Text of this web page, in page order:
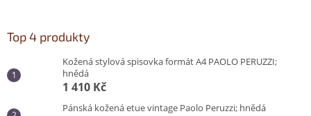
Top 4 produkty
Kožená stylová spisovka formát A4 PAOLO PERUZZI;
hnědá
1 410 Kč
Pánská kožená etue vintage Paolo Peruzzi; hnědá